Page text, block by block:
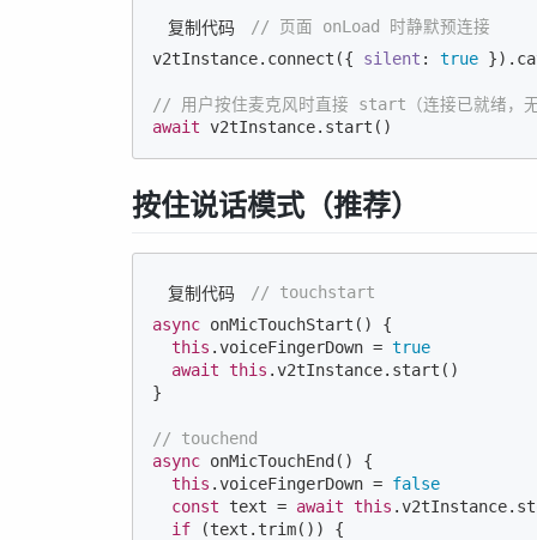
复制代码
// 页面 onLoad 时静默预连接
v2tInstance.connect({ silent : true
// 用户按住麦克风时直接 start（连接已就绪，
await v2tInstance.start()
按住说话模式（推荐）
复制代码
// touchstart
async onMicTouchStart() {
this .voiceFingerDown = true
await this .v2tInstance.start()
}
// touchend
async onMicTouchEnd() {
this .voiceFingerDown = false
const text = await this
if (text.trim()) {